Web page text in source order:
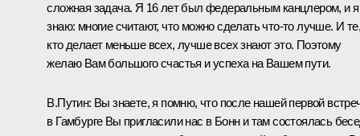
сложная задача. Я 16 лет был федеральным канцлером, и я
знаю: многие считают, что можно сделать что‑то лучше. И те,
кто делает меньше всех, лучше всех знают это. Поэтому
желаю Вам большого счастья и успеха на Вашем пути.
В.Путин: Вы знаете, я помню, что после нашей первой
в Гамбурге Вы пригласили нас в Бонн и там состоялась